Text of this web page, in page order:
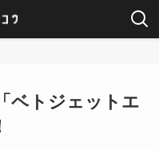
ベトジェットエ